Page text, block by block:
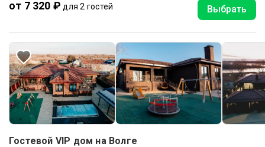
от 7 320 ₽ для 2 гостей Выбрать
Гостевой VIP дом на Волге